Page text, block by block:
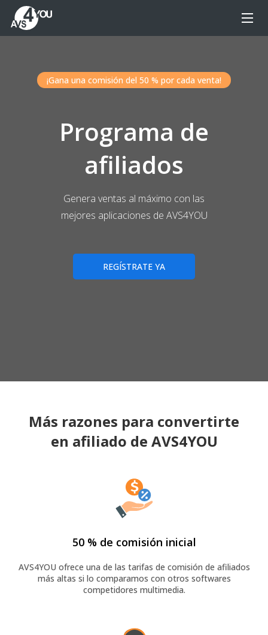
¡Gana una comisión del 50 % por cada venta!
Programa de
afiliados
Genera ventas al máximo con las
mejores aplicaciones de AVS4YOU
REGÍSTRATE YA
Más razones para convertirte
en afiliado de AVS4YOU
50 % de comisión inicial
AVS4YOU ofrece una de las tarifas de comisión de afiliados
más altas si lo comparamos con otros softwares
competidores multimedia.